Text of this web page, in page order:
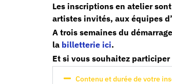
Les inscriptions en atelier
artistes invités, aux équipes
A trois semaines du
la billetterie ici.
Et si vous souhaitez
Contenu et durée de votre